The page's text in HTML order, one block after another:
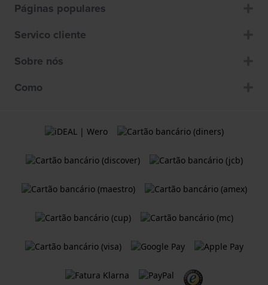
Páginas populares
Servico cliente
Sobre nós
Como